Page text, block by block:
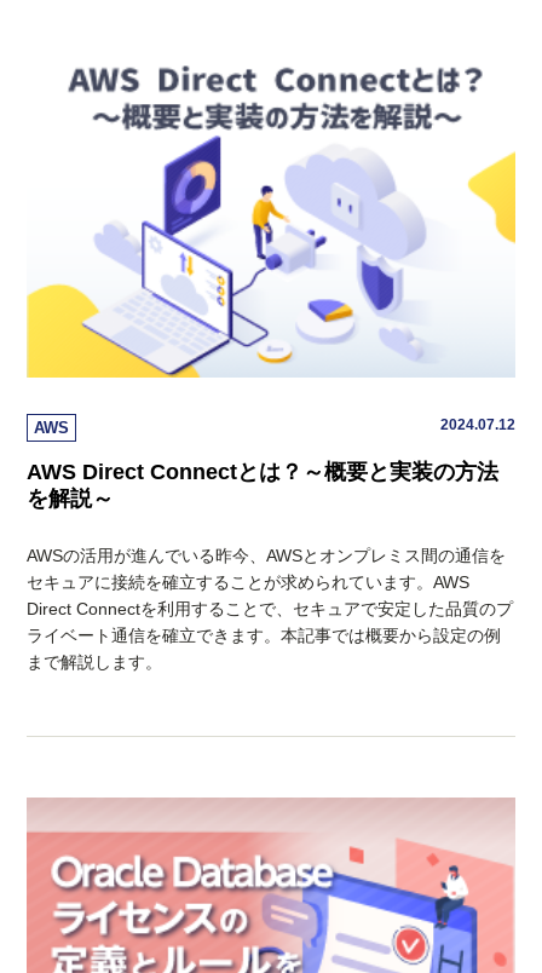
AWS 2024.07.12
AWS Direct Connectとは？～概要と実装の方法
を解説～
AWSの活用が進んでいる昨今、AWSとオンプレミス間の通信を
セキュアに接続を確立することが求められています。AWS
Direct Connectを利用することで、セキュアで安定した品質のプ
ライベート通信を確立できます。本記事では概要から設定の例
まで解説します。